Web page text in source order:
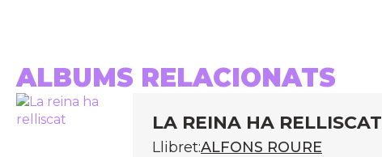
ALBUMS RELACIONATS
LA REINA HA RELLISCAT
Llibret:ALFONS ROURE